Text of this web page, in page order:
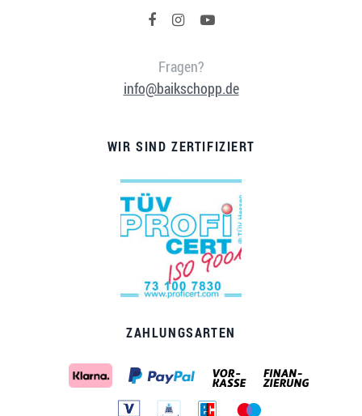
Fragen?
info@baikschopp.de
WIR SIND ZERTIFIZIERT
ZAHLUNGSARTEN